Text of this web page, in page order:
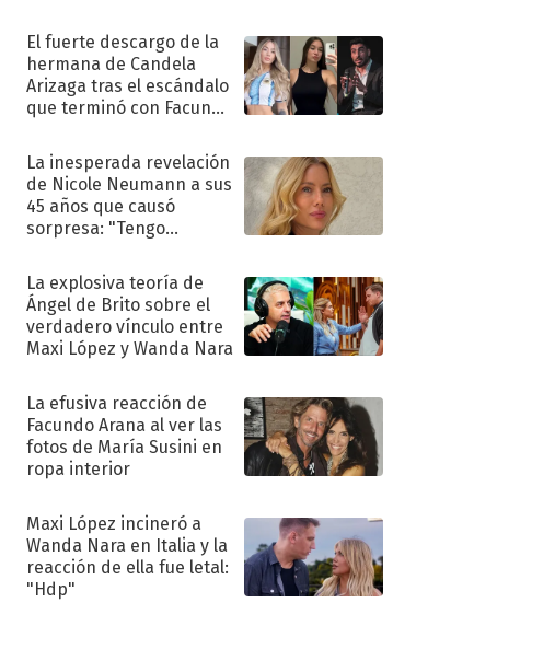
El fuerte descargo de la
hermana de Candela
Arizaga tras el escándalo
que terminó con Facundo
La inesperada revelación
de Nicole Neumann a sus
45 años que causó
sorpresa: "Tengo
La explosiva teoría de
Ángel de Brito sobre el
verdadero vínculo entre
Maxi López y Wanda Nara
La efusiva reacción de
Facundo Arana al ver las
fotos de María Susini en
ropa interior
Maxi López incineró a
Wanda Nara en Italia y la
reacción de ella fue letal:
"Hdp"